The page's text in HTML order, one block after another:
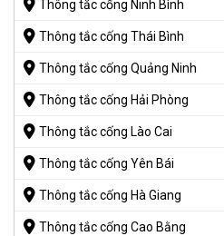
Thông tắc cống Ninh Bình
Thông tắc cống Thái Bình
Thông tắc cống Quảng Ninh
Thông tắc cống Hải Phòng
Thông tắc cống Lào Cai
Thông tắc cống Yên Bái
Thông tắc cống Hà Giang
Thông tắc cống Cao Bằng